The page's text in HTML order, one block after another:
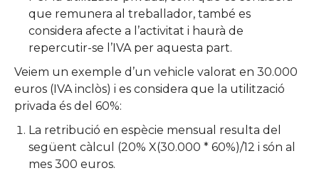
que remunera al treballador, també es
considera afecte a l’activitat i haurà de
repercutir-se l’IVA per aquesta part.
Veiem un exemple d’un vehicle valorat en 30.000
euros (IVA inclòs) i es considera que la utilització
privada és del 60%:
La retribució en espècie mensual resulta del
següent càlcul (20% X(30.000 * 60%)/12 i són al
mes 300 euros.